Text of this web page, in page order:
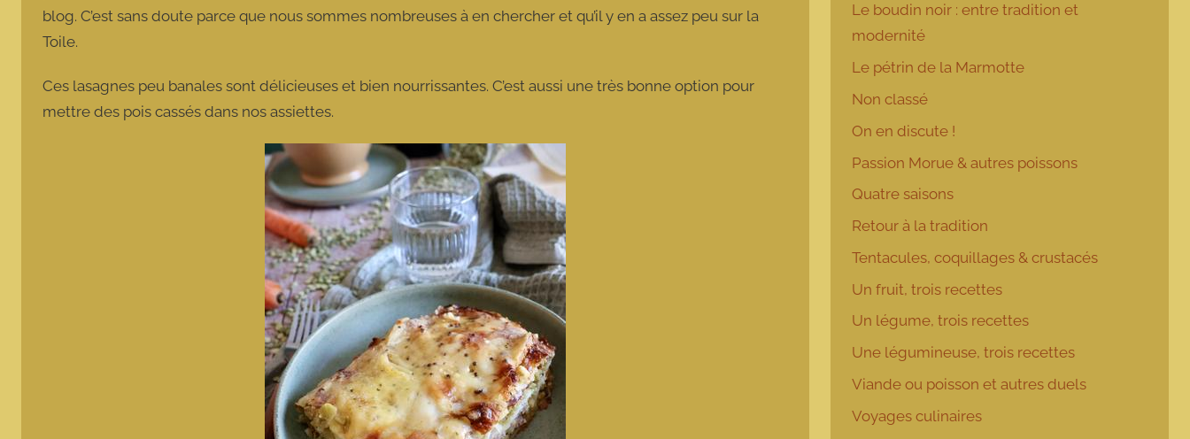
blog. C’est sans doute parce que nous sommes nombreuses à en chercher et qu’il y en a assez peu sur la
Toile.
Ces lasagnes peu banales sont délicieuses et bien nourrissantes. C’est aussi une très bonne option pour
mettre des pois cassés dans nos assiettes.
Le boudin noir : entre tradition et
modernité
Le pétrin de la Marmotte
Non classé
On en discute !
Passion Morue & autres poissons
Quatre saisons
Retour à la tradition
Tentacules, coquillages & crustacés
Un fruit, trois recettes
Un légume, trois recettes
Une légumineuse, trois recettes
Viande ou poisson et autres duels
Voyages culinaires